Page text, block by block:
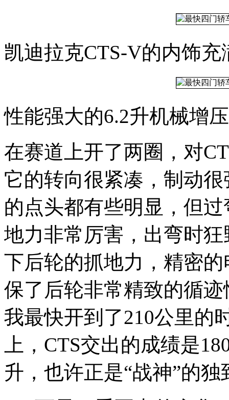
凯迪拉克CTS-V的内饰
性能强大的6.2升机械增
在赛道上开了两圈，对
它的转向很紧凑，制动
的点头都有些明显，但
地力非常厉害，出弯时
下后轮的抓地力，精密
保了后轮非常精致的循
我最快开到了210公里的
上，CTS交出的成绩是
升，也许正是“战神”的独